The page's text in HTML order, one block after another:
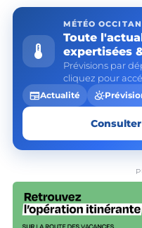
device_thermostat
MÉTÉO
Toute
expertisées
Prévisions par
cliquez pour
newspaperActualité partly_cloudy_day